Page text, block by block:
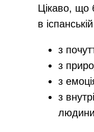
Цікаво, що
в
з
з
з
з